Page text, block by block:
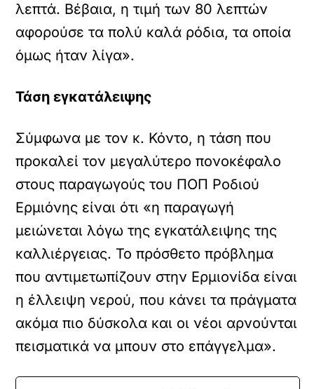
λεπτά. Βέβαια, η τιμή των 80 λεπτών
αφορούσε τα πολύ καλά ρόδια, τα οποία
όμως ήταν λίγα».
Τάση εγκατάλειψης
Σύμφωνα με τον κ. Κόντο, η τάση που
προκαλεί τον μεγαλύτερο πονοκέφαλο
στους παραγωγούς του ΠΟΠ Ροδιού
Ερμιόνης είναι ότι «η παραγωγή
μειώνεται λόγω της εγκατάλειψης της
καλλιέργειας. Το πρόσθετο πρόβλημα
που αντιμετωπίζουν στην Ερμιονίδα είναι
η έλλειψη νερού, που κάνει τα πράγματα
ακόμα πιο δύσκολα και οι νέοι αρνούνται
πεισματικά να μπουν στο επάγγελμα».